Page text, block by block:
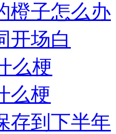
橙子怎么办
开场白
么梗
么梗
存到下半年